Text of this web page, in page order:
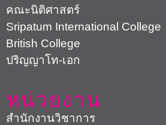
คณะนิติศาสตร์
Sripatum International College
British College
ปริญญาโท-เอก
หน่วยงาน
สำนักงานวิชาการ